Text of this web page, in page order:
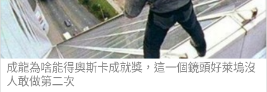
成龍為啥能得奧斯卡成就獎，這一個鏡頭好萊塢沒
人敢做第二次